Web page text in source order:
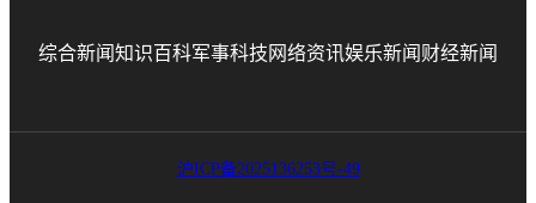
综合新闻知识百科军事科技 网络资讯娱乐新闻 财经新闻
沪ICP备2025136253号-49